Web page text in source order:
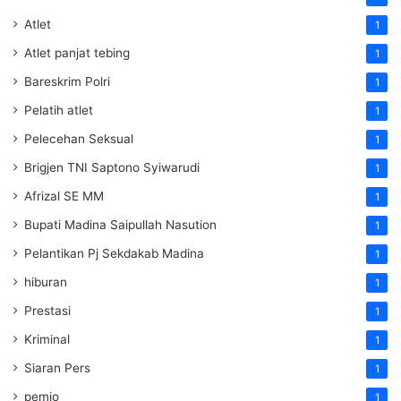
Atlet 1
Atlet panjat tebing 1
Bareskrim Polri 1
Pelatih atlet 1
Pelecehan Seksual 1
Brigjen TNI Saptono Syiwarudi 1
Afrizal SE MM 1
Bupati Madina Saipullah Nasution 1
Pelantikan Pj Sekdakab Madina 1
hiburan 1
Prestasi 1
Kriminal 1
Siaran Pers 1
pemjo 1